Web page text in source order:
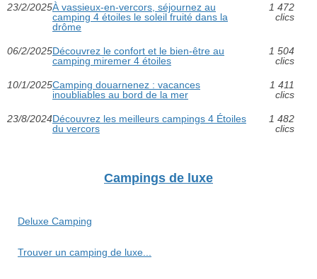
23/2/2025À vassieux-en-vercors, séjournez au
camping 4 étoiles le soleil fruité dans la
drôme
1 472
clics
06/2/2025Découvrez le confort et le bien-être au
camping miremer 4 étoiles
1 504
clics
10/1/2025Camping douarnenez : vacances
inoubliables au bord de la mer
1 411
clics
23/8/2024Découvrez les meilleurs campings 4 Étoiles
du vercors
1 482
clics
Campings de luxe
Deluxe Camping
Trouver un camping de luxe...